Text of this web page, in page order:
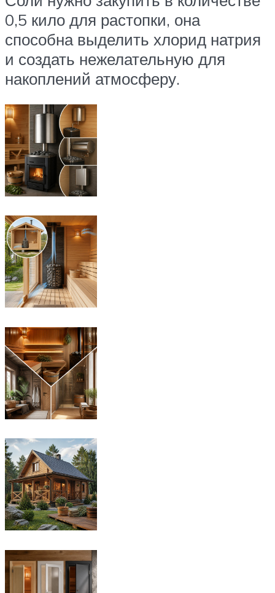
0,5 кило для растопки, она
способна выделить хлорид натрия
и создать нежелательную для
накоплений атмосферу.